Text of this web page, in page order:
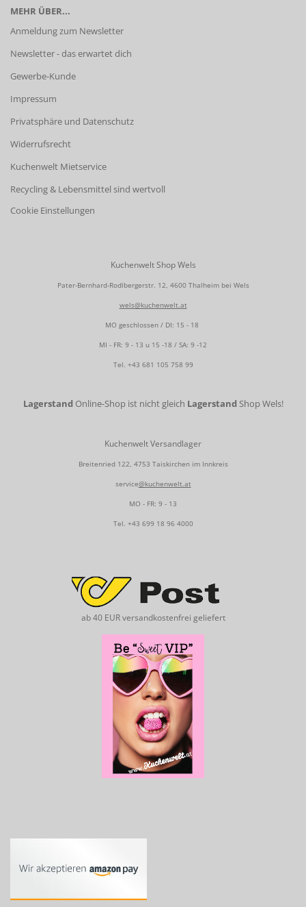
MEHR ÜBER...
Anmeldung zum Newsletter
Newsletter - das erwartet dich
Gewerbe-Kunde
Impressum
Privatsphäre und Datenschutz
Widerrufsrecht
Kuchenwelt Mietservice
Recycling & Lebensmittel sind wertvoll
Cookie Einstellungen
Kuchenwelt Shop Wels
Pater-Bernhard-Rodlbergerstr. 12, 4600 Thalheim bei Wels
wels@kuchenwelt.at
MO geschlossen / DI: 15 - 18
MI - FR: 9 - 13 u 15 -18 / SA: 9 -12
Tel. +43 681 105 758 99
Lagerstand Online-Shop ist nicht gleich Lagerstand Shop Wels!
Kuchenwelt Versandlager
Breitenried 122, 4753 Taiskirchen im Innkreis
service@kuchenwelt.at
MO - FR: 9 - 13
Tel. +43 699 18 96 4000
ab 40 EUR versandkostenfrei geliefert